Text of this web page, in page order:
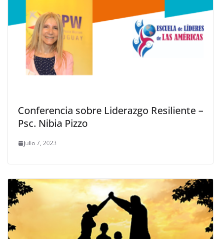
Conferencia sobre Liderazgo Resiliente –
Psc. Nibia Pizzo
julio 7, 2023